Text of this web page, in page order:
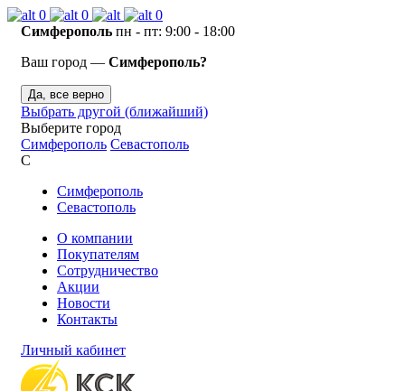
0 0
0
Симферополь пн - пт: 9:00 - 18:00
Ваш город — Симферополь?
Да, все верно
Выбрать другой (ближайший)
Выберите город
Симферополь Севастополь
С
Симферополь
Севастополь
О компании
Покупателям
Сотрудничество
Акции
Новости
Контакты
Личный кабинет